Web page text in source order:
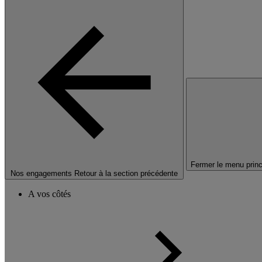
Nos engagements Retour à la section précédente
Fermer le menu
A vos côtés